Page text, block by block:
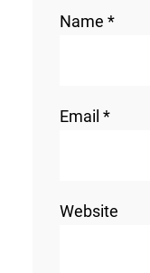
Name *
Email *
Website